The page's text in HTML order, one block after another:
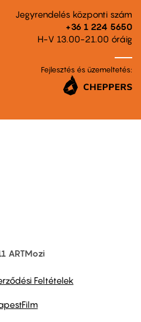
Jegyrendelés központi szám
+36 1 224 5650
H-V 13.00-21.00 óráig
Fejlesztés és üzemeltetés:
ARTMozi
Feltételek